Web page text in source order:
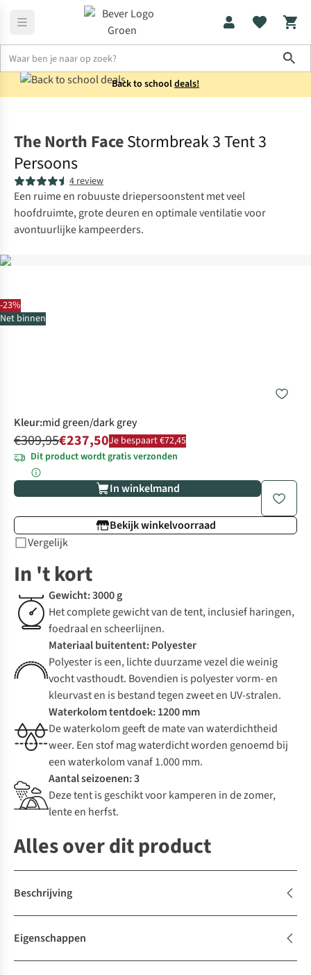
Back to schooldeals!
-23%
Net binnen
The North FaceStormbreak 3 Tent 3
Persoons
4 review
Een ruime en robuuste driepersoonstent met veel
hoofdruimte, grote deuren en optimale ventilatie voor
avontuurlijke kampeerders.
Kleur:mid green/dark grey
€309,95€237,50Je bespaart €72,45
Dit product wordt gratis verzonden
In winkelmand
Bekijk winkelvoorraad
Vergelijk
In 't kort
Gewicht: 3000 g
Het complete gewicht van de tent, inclusief haringen,
foedraal en scheerlijnen.
Materiaal buitentent: Polyester
Polyester is een, lichte duurzame vezel die weinig
vocht vasthoudt. Bovendien is polyester vorm- en
kleurvast en is bestand tegen zweet en UV-stralen.
Waterkolom tentdoek: 1200 mm
De waterkolom geeft de mate van waterdichtheid
weer. Een stof mag waterdicht worden genoemd bij
een waterkolom vanaf 1.000 mm.
Aantal seizoenen: 3
Deze tent is geschikt voor kamperen in de zomer,
lente en herfst.
Alles over dit product
Beschrijving
Eigenschappen